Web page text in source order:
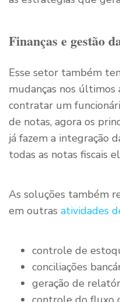
Finanças e gestão
Esse setor também
mudanças nos últimos
contratar um
de notas, agora os
já fazem a integração
todas as notas fiscais
As soluções também
em outras atividades
controle de
conciliações
geração de